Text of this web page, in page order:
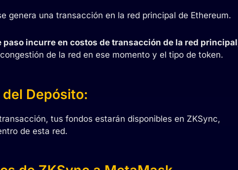
genera una transacción en la red principal de Ethereum.
paso incurre en costos de transacción de la red principal
de la red en ese momento y el tipo de token.
Depósito:
tus fondos estarán disponibles en ZKSync,
de esta red.